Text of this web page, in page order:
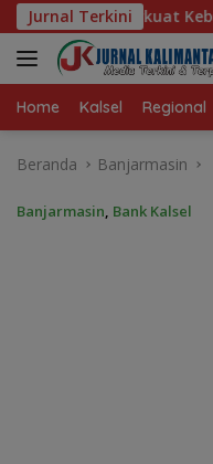
Langsung
ke
konten
Jurnal Terkini
Kesejahteraan Rakyat
Home Kalsel Regional
Beranda Banjarmasin
Banjarmasin, Bank Kalsel